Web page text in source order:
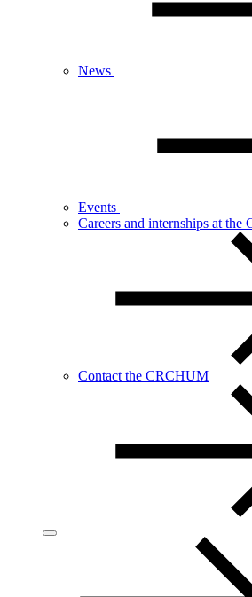
News
Events
Careers and internships at
Contact the CRCHUM